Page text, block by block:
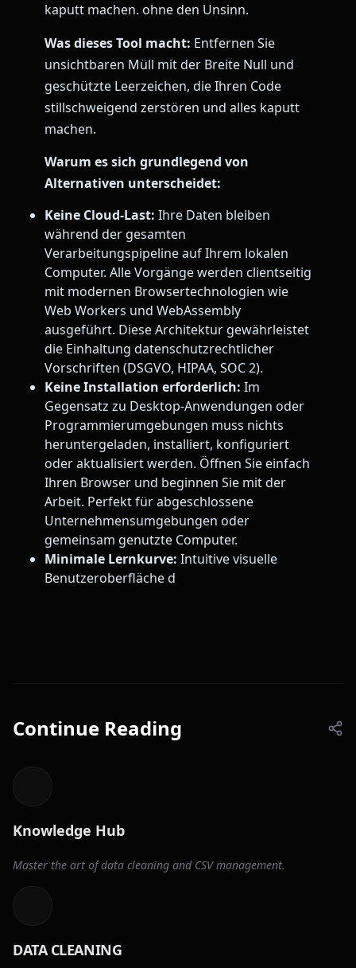
kaputt machen. ohne den Unsinn.
Was dieses Tool macht: Entfernen Sie
unsichtbaren Müll mit der Breite Null und
geschützte Leerzeichen, die Ihren Code
stillschweigend zerstören und alles kaputt
machen.
Warum es sich grundlegend von
Alternativen unterscheidet:
Keine Cloud-Last: Ihre Daten bleiben
während der gesamten
Verarbeitungspipeline auf Ihrem lokalen
Computer. Alle Vorgänge werden clientseitig
mit modernen Browsertechnologien wie
Web Workers und WebAssembly
ausgeführt. Diese Architektur gewährleistet
die Einhaltung datenschutzrechtlicher
Vorschriften (DSGVO, HIPAA, SOC 2).
Keine Installation erforderlich: Im
Gegensatz zu Desktop-Anwendungen oder
Programmierumgebungen muss nichts
heruntergeladen, installiert, konfiguriert
oder aktualisiert werden. Öffnen Sie einfach
Ihren Browser und beginnen Sie mit der
Arbeit. Perfekt für abgeschlossene
Unternehmensumgebungen oder
gemeinsam genutzte Computer.
Minimale Lernkurve: Intuitive visuelle
Benutzeroberfläche d
Continue Reading
Knowledge Hub
Master the art of data cleaning and CSV management.
DATA CLEANING